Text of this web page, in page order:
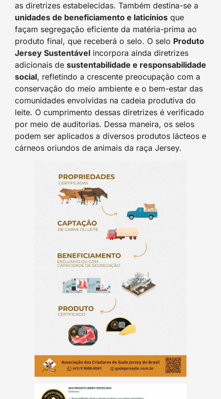
as diretrizes estabelecidas. Também destina-se a
unidades de beneficiamento e laticínios que
façam segregação eficiente da matéria-prima ao
produto final, que receberá o selo. O selo Produto
Jersey Sustentável incorpora ainda diretrizes
adicionais de sustentabilidade e responsabilidade
social, refletindo a crescente preocupação com a
conservação do meio ambiente e o bem-estar das
comunidades envolvidas na cadeia produtiva do
leite. O cumprimento dessas diretrizes é verificado
por meio de auditorias. Dessa maneira, os selos
podem ser aplicados a diversos produtos lácteos e
cárneos oriundos de animais da raça Jersey.